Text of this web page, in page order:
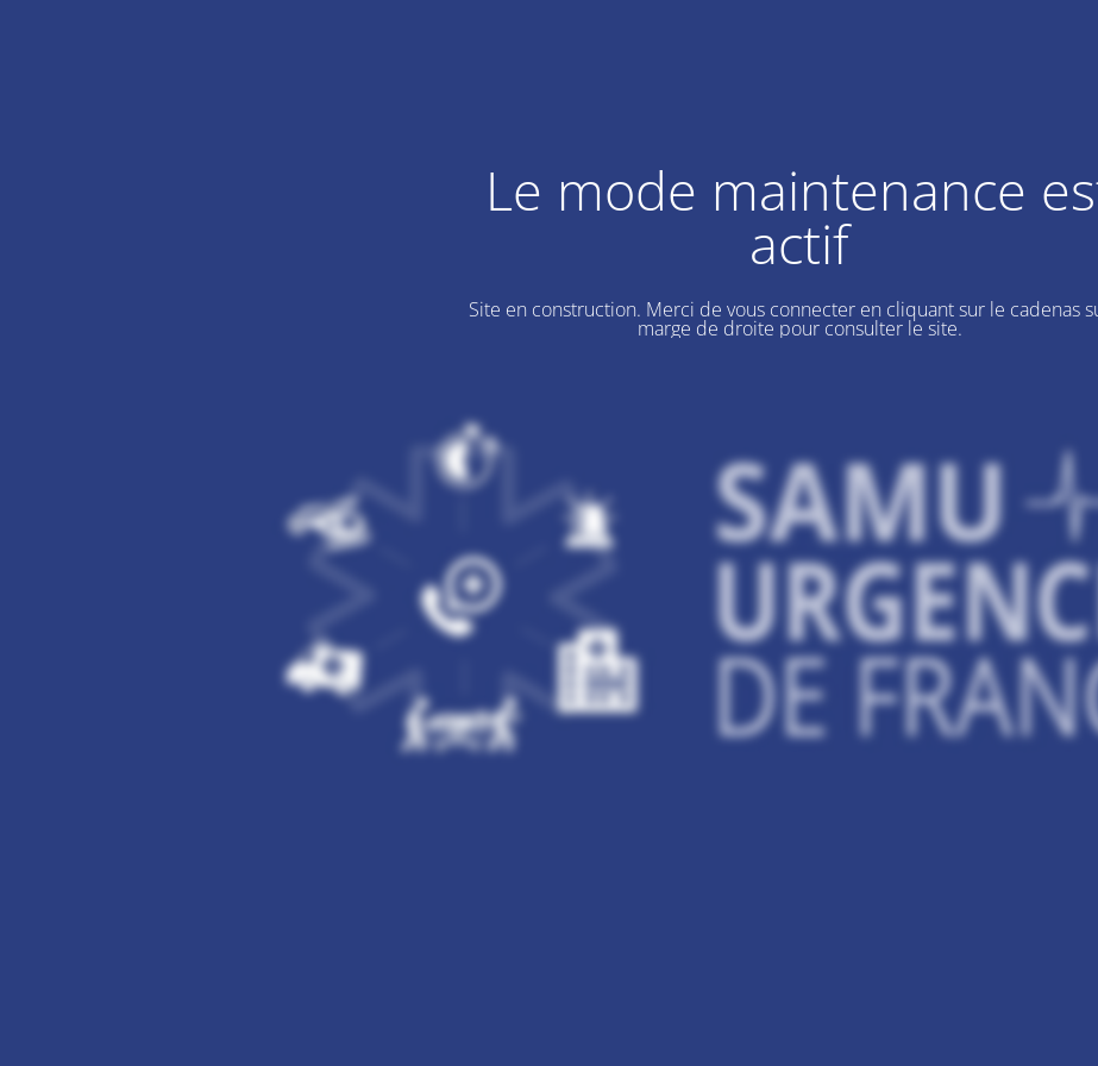
Le mode maintenance
actif
Site en construction. Merci de vous connecter en cliquant sur le cadenas
marge de droite pour consulter le site.